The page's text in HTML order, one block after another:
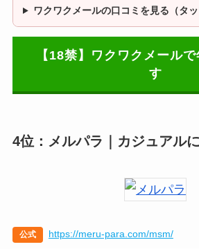
ワクワクメールの口コミを見る（タッ
【18禁】ワクワクメール
す
4位：メルパラ｜カジュアル
公式 https://meru-para.com/msm/